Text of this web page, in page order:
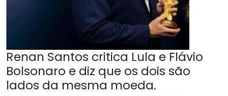
Renan Santos critica Lula e Flávio
Bolsonaro e diz que os dois são
lados da mesma moeda.